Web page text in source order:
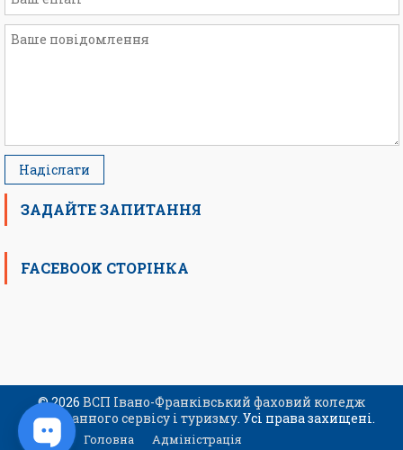
ЗАДАЙТЕ ЗАПИТАННЯ
FACEBOOK СТОРІНКА
© 2026 ВСП Івано-Франківський фаховий коледж
ресторанного сервісу і туризму. Усі права захищені.
Головна Адміністрація